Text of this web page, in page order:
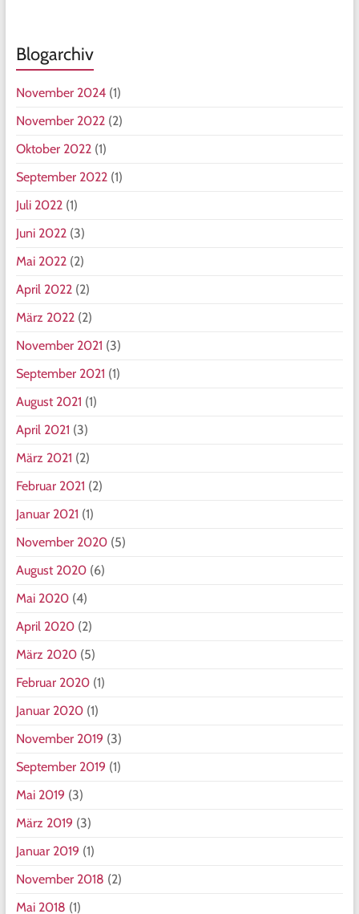
Blogarchiv
November 2024(1)
November 2022(2)
Oktober 2022(1)
September 2022(1)
Juli 2022(1)
Juni 2022(3)
Mai 2022(2)
April 2022(2)
März 2022(2)
November 2021 (3)
September 2021 (1)
August 2021 (1)
April 2021 (3)
März 2021 (2)
Februar 2021 (2)
Januar 2021 (1)
November 2020(5)
August 2020(6)
Mai 2020(4)
April 2020(2)
März 2020(5)
Februar 2020(1)
Januar 2020(1)
November 2019 (3)
September 2019 (1)
Mai 2019 (3)
März 2019 (3)
Januar 2019 (1)
November 2018 (2)
Mai 2018 (1)